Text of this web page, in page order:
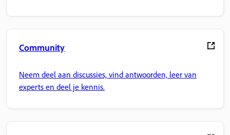
Community
Neem deel aan discussies, vind antwoorden, leer van
experts en deel je kennis.